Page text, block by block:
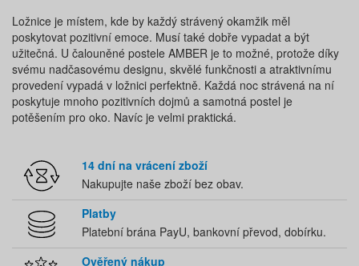
Ložnice je místem, kde by každý strávený okamžik měl
poskytovat pozitivní emoce. Musí také dobře vypadat a být
užitečná. U čalouněné postele AMBER je to možné, protože díky
svému nadčasovému designu, skvělé funkčnosti a atraktivnímu
provedení vypadá v ložnici perfektně. Každá noc strávená na ní
poskytuje mnoho pozitivních dojmů a samotná postel je
potěšením pro oko. Navíc je velmi praktická.
14 dní na vrácení zboží
Nakupujte naše zboží bez obav.
Platby
Platební brána PayU, bankovní převod, dobírku.
Ověřený nákup